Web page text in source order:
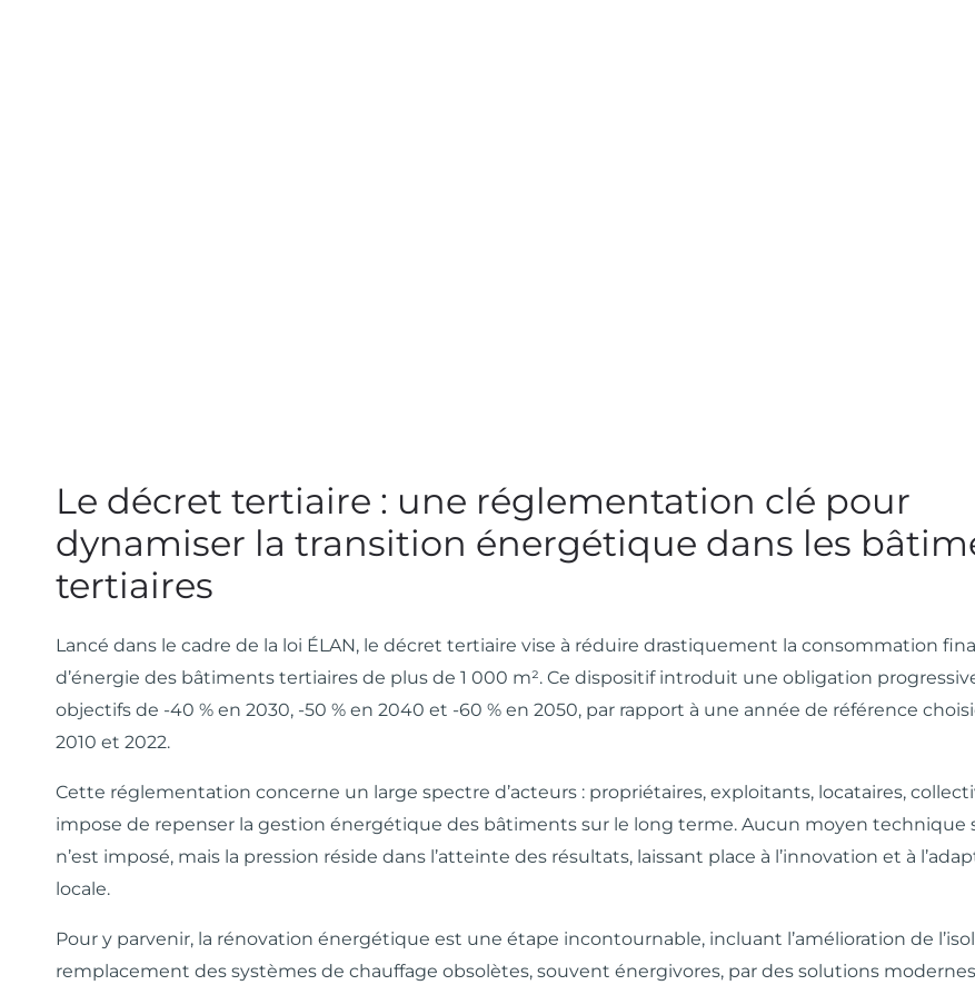
Le décret tertiaire : une réglementation clé pour
dynamiser la transition énergétique dans les
tertiaires
Lancé dans le cadre de la loi ÉLAN, le décret tertiaire vise à réduire drastiquement la consommation
d’énergie des bâtiments tertiaires de plus de 1 000 m². Ce dispositif introduit une obligation
objectifs de -40 % en 2030, -50 % en 2040 et -60 % en 2050, par rapport à une année de référence
2010 et 2022.
Cette réglementation concerne un large spectre d’acteurs : propriétaires, exploitants, locataires,
impose de repenser la gestion énergétique des bâtiments sur le long terme. Aucun moyen technique
n’est imposé, mais la pression réside dans l’atteinte des résultats, laissant place à l’innovation et à
locale.
Pour y parvenir, la rénovation énergétique est une étape incontournable, incluant l’amélioration de
remplacement des systèmes de chauffage obsolètes, souvent énergivores, par des solutions